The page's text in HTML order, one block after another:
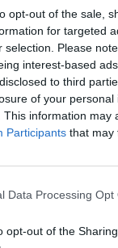
opt-out of the sale,
for targeted
selection. Please
interest-based
to third
of your personal
This information may
Participants that may
Data Processing Opt
opt-out of the
da Doha non
e
decisioni
del Qatar e
Casa
una svolta nei
il ministro
Al-Thani a